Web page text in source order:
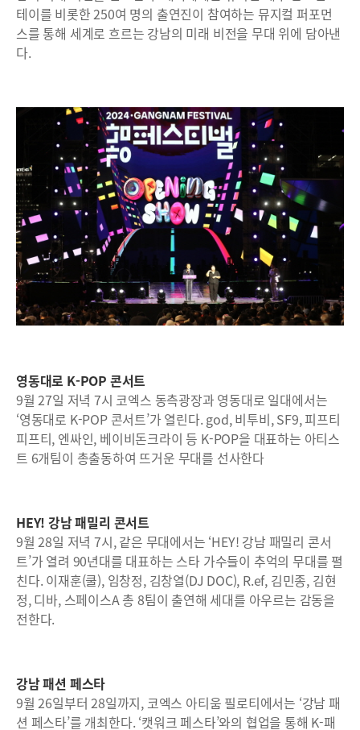
테이를 비롯한 250여 명의 출연진이 참여하는 뮤지컬 퍼포먼
스를 통해 세계로 흐르는 강남의 미래 비전을 무대 위에 담아낸
다.
영동대로 K-POP 콘서트
9월 27일 저녁 7시 코엑스 동측광장과 영동대로 일대에서는
‘영동대로 K-POP 콘서트’가 열린다. god, 비투비, SF9, 피프티
피프티, 엔싸인, 베이비돈크라이 등 K-POP을 대표하는 아티스
트 6개팀이 총출동하여 뜨거운 무대를 선사한다
HEY! 강남 패밀리 콘서트
9월 28일 저녁 7시, 같은 무대에서는 ‘HEY! 강남 패밀리 콘서
트’가 열려 90년대를 대표하는 스타 가수들이 추억의 무대를 펼
친다. 이재훈(쿨), 임창정, 김창열(DJ DOC), R.ef, 김민종, 김현
정, 디바, 스페이스A 총 8팀이 출연해 세대를 아우르는 감동을
전한다.
강남 패션 페스타
9월 26일부터 28일까지, 코엑스 아티움 필로티에서는 ‘강남 패
션 페스타’를 개최한다. ‘캣워크 페스타’와의 협업을 통해 K-패